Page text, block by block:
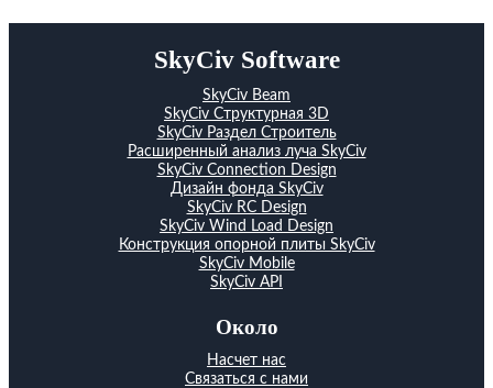
SkyCiv Software
SkyCiv Beam
SkyCiv Структурная 3D
SkyCiv Раздел Строитель
Расширенный анализ луча SkyCiv
SkyCiv Connection Design
Дизайн фонда SkyCiv
SkyCiv RC Design
SkyCiv Wind Load Design
Конструкция опорной плиты SkyCiv
SkyCiv Mobile
SkyCiv API
Около
Насчет нас
Связаться с нами